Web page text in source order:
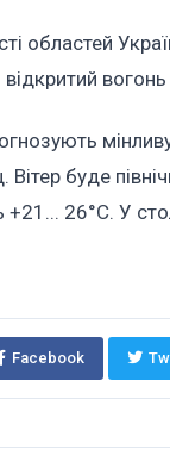
областей
буде
26°C. У
Facebook